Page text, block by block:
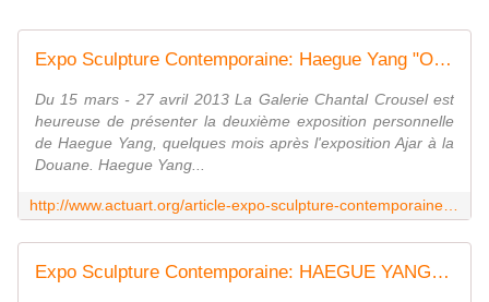
Expo Sculpture Contemporaine: Haegue Yang "Ovals and Circles" - ACTUART by Eric SIMON
Du 15 mars - 27 avril 2013 La Galerie Chantal Crousel est
heureuse de présenter la deuxième exposition personnelle
de Haegue Yang, quelques mois après l'exposition Ajar à la
Douane. Haegue Yang...
Expo Sculpture Contemporaine: HAEGUE YANG " Quasi-ESP " - ACTUART by Eric SIMON